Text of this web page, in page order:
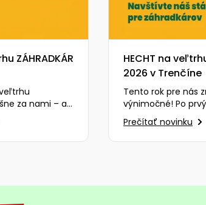
ZÁHRADKÁR
za nami – a
budeme
HECHT na
2026 v Trenčíne
Tento rok pre nás
výnimočné! Po
zúčastníme
ZÁHRADKÁR a
Prečítať novinku